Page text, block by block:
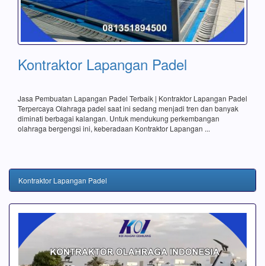
Kontraktor Lapangan Padel
Jasa Pembuatan Lapangan Padel Terbaik | Kontraktor Lapangan Padel
Terpercaya Olahraga padel saat ini sedang menjadi tren dan banyak
diminati berbagai kalangan. Untuk mendukung perkembangan
olahraga bergengsi ini, keberadaan Kontraktor Lapangan ...
Kontraktor Lapangan Padel